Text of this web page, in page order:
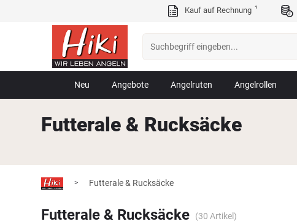
Kauf auf Rechnung ¹
Neu Angebote Angelruten Angelrollen
Futterale & Rucksäcke
> Futterale & Rucksäcke
Futterale & Rucksäcke (30 Artikel)